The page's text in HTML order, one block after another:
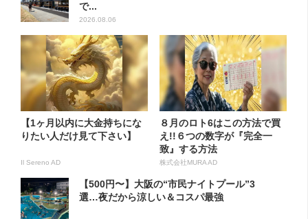
で...
2026.08.06
【1ヶ月以内に大金持ちにな
りたい人だけ見て下さい】
Il Sereno AD
８月のロト6はこの方法で買
え!!６つの数字が『完全一
致』する方法
株式会社MURA AD
【500円〜】大阪の“市民ナイトプール”3
選…夜だから涼しい＆コスパ最強